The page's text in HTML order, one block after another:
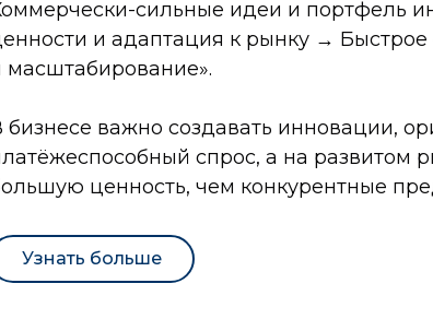
сильные идеи и портфель
и адаптация к рынку →
масштабирование».
бизнесе важно создавать инновации,
спрос, а на развитом
ценность, чем конкурентные
Узнать больше